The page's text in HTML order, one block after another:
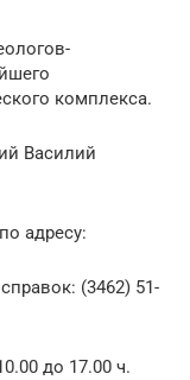
комплекса.
Василий
адресу:
(3462) 51-
до 17.00 ч.